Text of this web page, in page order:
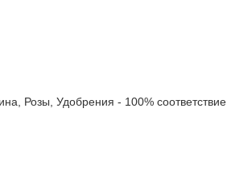
Удобрения - 100% соответствие